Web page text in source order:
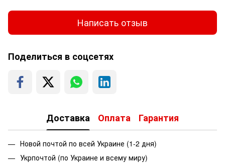
Написать отзыв
Поделиться в соцсетях
Доставка Оплата Гарантия
Новой почтой по всей Украине (1-2 дня)
Укрпочтой (по Украине и всему миру)